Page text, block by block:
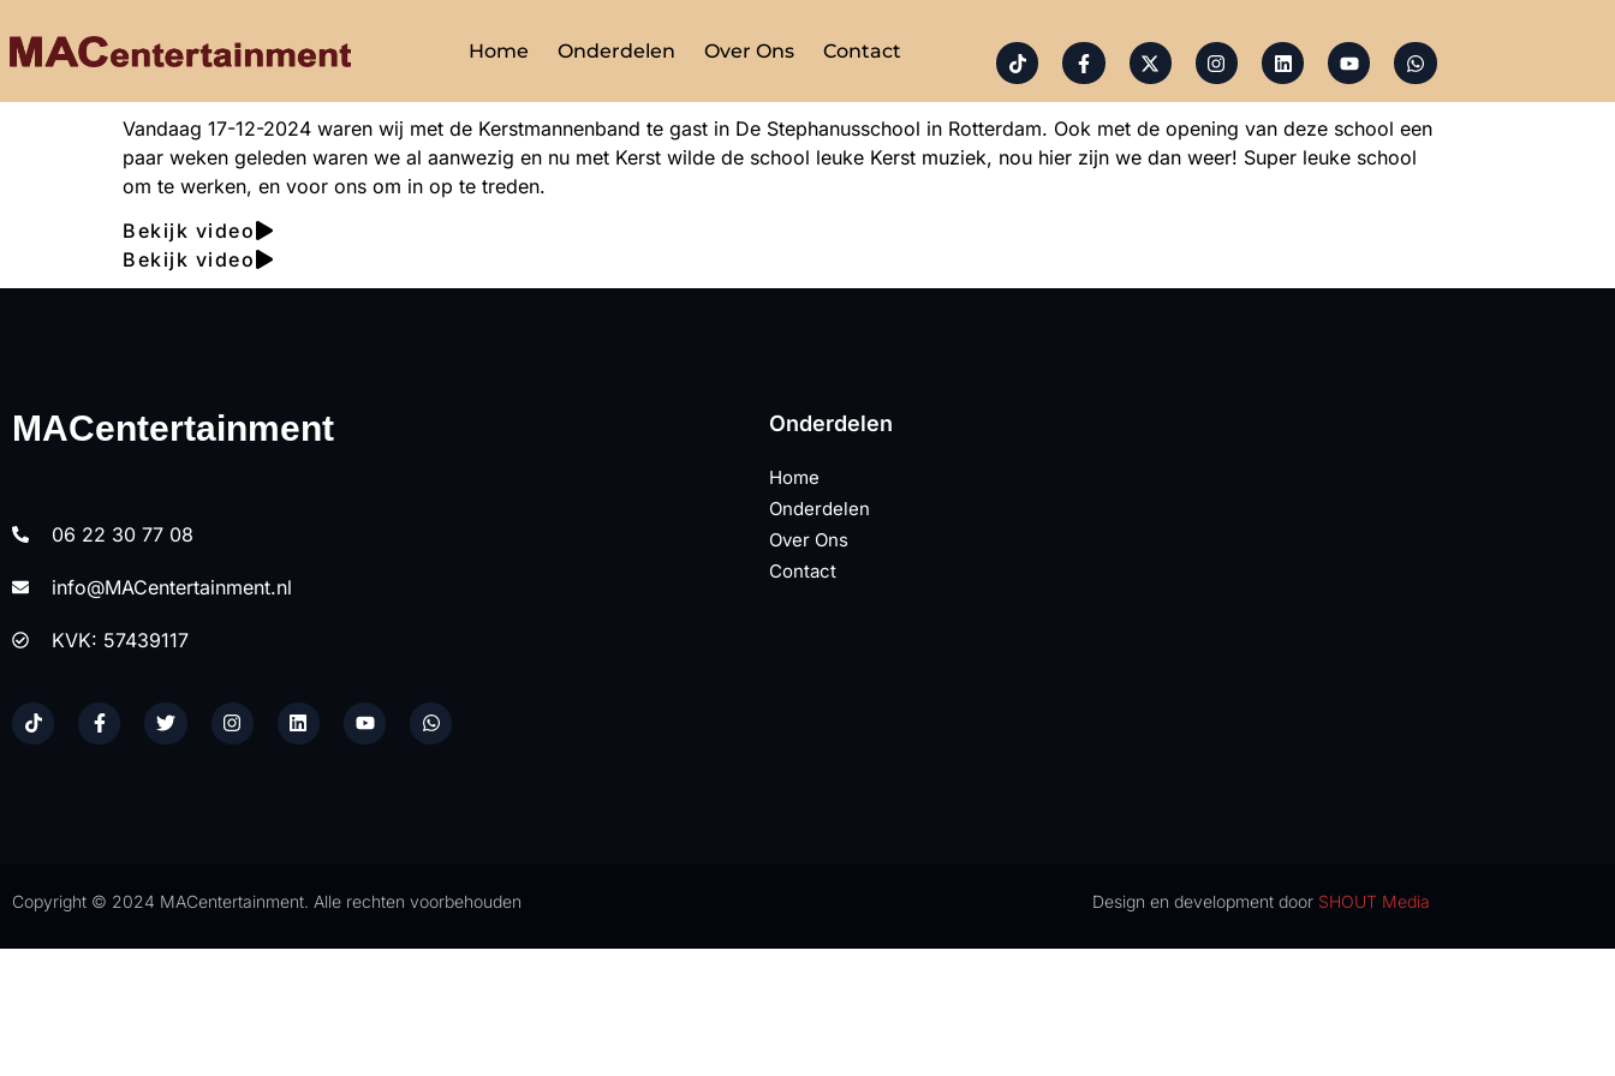
Home Onderdelen Over Ons Contact
Vandaag 17-12-2024 waren wij met de Kerstmannenband te gast in De Stephanusschool in Rotterdam. Ook met de opening van deze school een
paar weken geleden waren we al aanwezig en nu met Kerst wilde de school leuke Kerst muziek, nou hier zijn we dan weer! Super leuke school
om te werken, en voor ons om in op te treden.
Bekijk video
Bekijk video
MACentertainment
06 22 30 77 08
info@MACentertainment.nl
KVK: 57439117
Onderdelen
Home
Onderdelen
Over Ons
Contact
Copyright © 2024 MACentertainment. Alle rechten voorbehouden Design en development door SHOUT Media